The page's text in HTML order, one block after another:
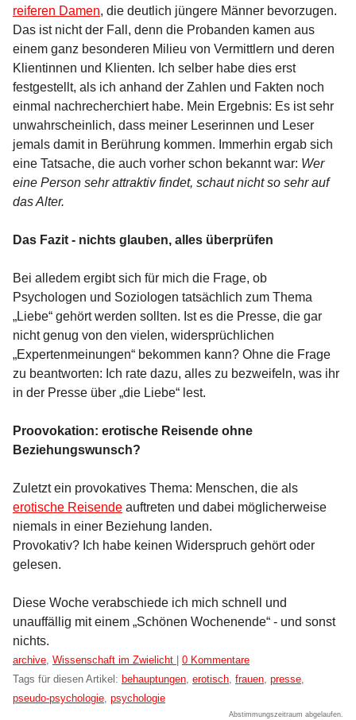
reiferen Damen, die deutlich jüngere Männer bevorzugen.
Das ist nicht der Fall, denn die Probanden kamen aus
einem ganz besonderen Milieu von Vermittlern und deren
Klientinnen und Klienten. Ich selber habe dies erst
festgestellt, als ich anhand der Zahlen und Fakten noch
einmal nachrecherchiert habe. Mein Ergebnis: Es ist sehr
unwahrscheinlich, dass meiner Leserinnen und Leser
jemals damit in Berührung kommen. Immerhin ergab sich
eine Tatsache, die auch vorher schon bekannt war: Wer
eine Person sehr attraktiv findet, schaut nicht so sehr auf
das Alter.
Das Fazit - nichts glauben, alles überprüfen
Bei alledem ergibt sich für mich die Frage, ob
Psychologen und Soziologen tatsächlich zum Thema
„Liebe“ gehört werden sollten. Ist es die Presse, die gar
nicht genug von den vielen, widersprüchlichen
„Expertenmeinungen“ bekommen kann? Ohne die Frage
zu beantworten: Ich rate dazu, alles zu bezweifeln, was ihr
in der Presse über „die Liebe“ lest.
Proovokation: erotische Reisende ohne
Beziehungswunsch?
Zuletzt ein provokatives Thema: Menschen, die als
erotische Reisende auftreten und dabei möglicherweise
niemals in einer Beziehung landen.
Provokativ? Ich habe keinen Widerspruch gehört oder
gelesen.
Diese Woche verabschiede ich mich schnell und
unauffällig mit einem „Schönen Wochenende“ - und sonst
nichts.
Kategorien:
archive, Wissenschaft im Zwielicht
0 Kommentare
Tags für diesen Artikel: behauptungen, erotisch, frauen, presse,
pseudo-psychologie, psychologie
Abstimmungszeitraum abgelaufen.